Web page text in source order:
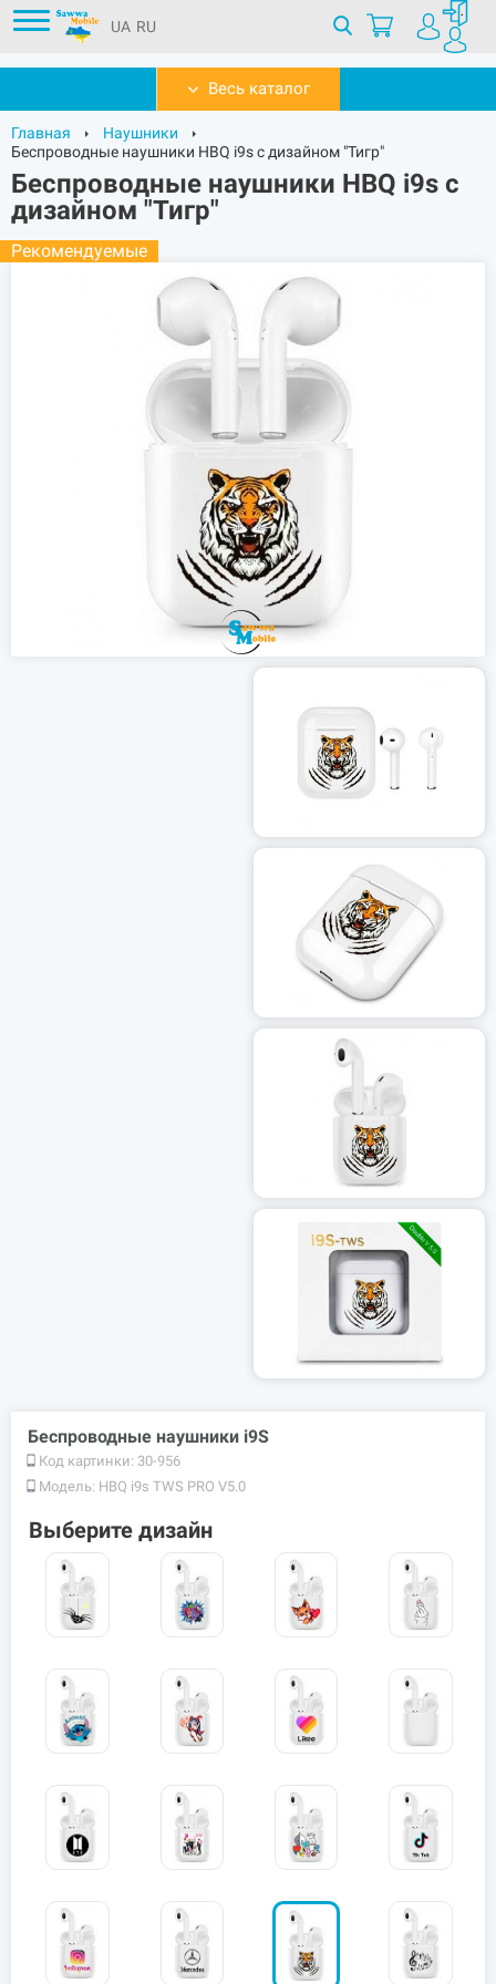
UA RU
Весь каталог
Главная
Наушники
Беспроводные наушники HBQ i9s с дизайном "Тигр"
Беспроводные наушники HBQ i9s с
дизайном "Тигр"
Рекомендуемые
Беспроводные наушники i9S
Код картинки: 30-956
Модель: HBQ i9s TWS PRO V5.0
Выберите дизайн